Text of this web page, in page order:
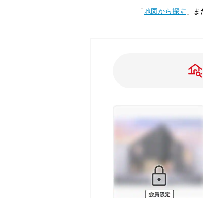
「地図から探す 」 ま